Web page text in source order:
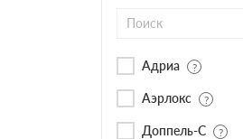
Адриа
Аэрлокс
Доппель-С